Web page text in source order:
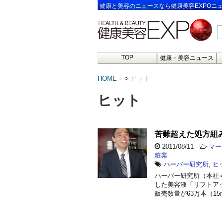
健康と美容のニュースなら健康美容EXPOニ
TOP 健康・美容ニュース
HOME > ヒット
ヒット
苦難超えた処方組
2011/08/11 -マ
粧業
ハーバー研究所
ヒ
ハーバー研究所（本社
した美容液「リフト
販売数量が63万本（